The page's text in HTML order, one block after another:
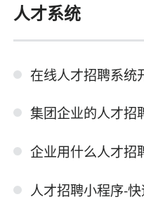
人才系统
在线人才招聘系统
集团企业的人才招
企业用什么人才招聘
人才招聘小程序-